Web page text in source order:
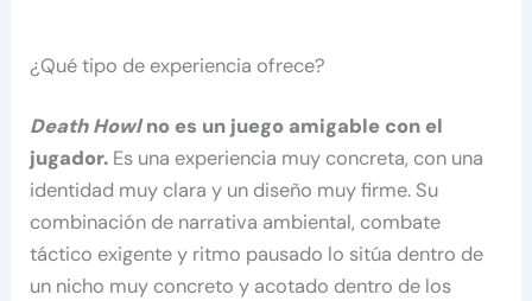
¿Qué tipo de experiencia ofrece?
Death Howlno es un juego amigable con el
jugador. Es una experiencia muy concreta, con una
identidad muy clara y un diseño muy firme. Su
combinación de narrativa ambiental, combate
táctico exigente y ritmo pausado lo sitúa dentro de
un nicho muy concreto y acotado dentro de los